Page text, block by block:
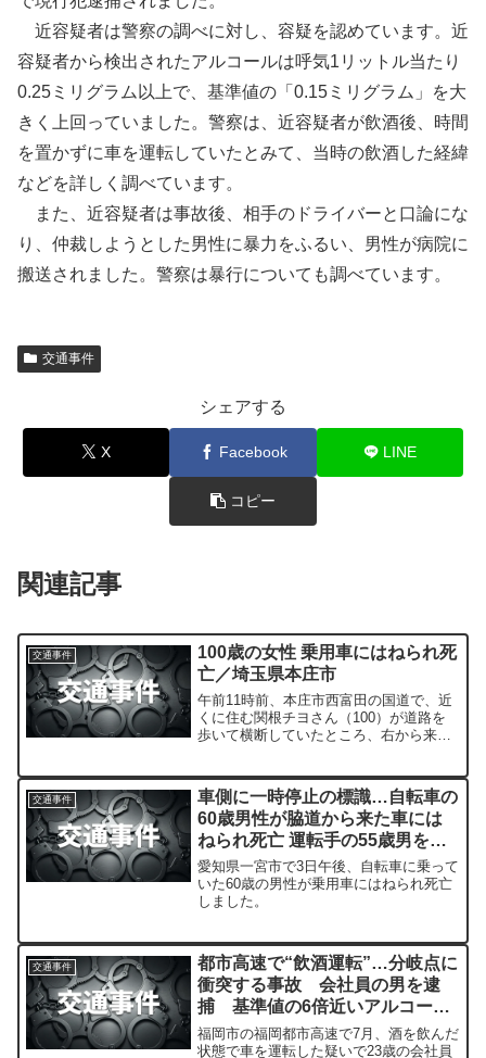
近容疑者は警察の調べに対し、容疑を認めています。近
容疑者から検出されたアルコールは呼気1リットル当たり
0.25ミリグラム以上で、基準値の「0.15ミリグラム」を大
きく上回っていました。警察は、近容疑者が飲酒後、時間
を置かずに車を運転していたとみて、当時の飲酒した経緯
などを詳しく調べています。
また、近容疑者は事故後、相手のドライバーと口論にな
り、仲裁しようとした男性に暴力をふるい、男性が病院に
搬送されました。警察は暴行についても調べています。
交通事件
シェアする
X Facebook LINE
コピー
関連記事
交通事件
100歳の女性 乗用車にはねられ死
亡／埼玉県本庄市
午前11時前、本庄市西富田の国道で、近
くに住む関根チヨさん（100）が道路を
歩いて横断していたところ、右から来た
交通事件
車側に一時停止の標識…自転車の
60歳男性が脇道から来た車には
ねられ死亡 運転手の55歳男を現
行犯逮捕
愛知県一宮市で3日午後、自転車に乗って
いた60歳の男性が乗用車にはねられ死亡
しました。
交通事件
都市高速で“飲酒運転”…分岐点に
衝突する事故 会社員の男を逮
捕 基準値の6倍近いアルコー
ル 背骨折るなど3カ月の重傷
福岡
福岡市の福岡都市高速で7月、酒を飲んだ
状態で車を運転した疑いで23歳の会社員